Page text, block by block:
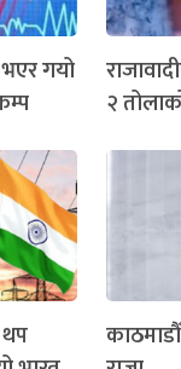
गयो
२